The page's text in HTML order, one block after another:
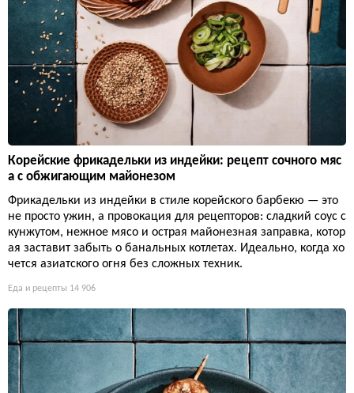
Корейские фрикадельки из индейки: рецепт сочного мяс
а с обжигающим майонезом
Фрикадельки из индейки в стиле корейского барбекю — это
не просто ужин, а провокация для рецепторов: сладкий соус с
кунжутом, нежное мясо и острая майонезная заправка, котор
ая заставит забыть о банальных котлетах. Идеально, когда хо
чется азиатского огня без сложных техник.
Еда и рецепты 14 906